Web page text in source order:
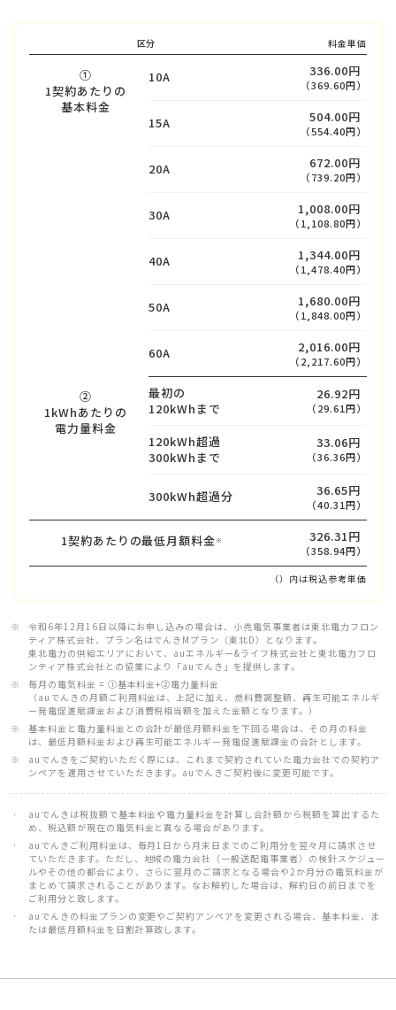
区分 料金単価
①
1契約あたりの
基本料金
10A 336.00円
（369.60円）
15A 504.00円
（554.40円）
20A 672.00円
（739.20円）
30A 1,008.00円
（1,108.80円）
40A 1,344.00円
（1,478.40円）
50A 1,680.00円
（1,848.00円）
60A 2,016.00円
（2,217.60円）
②
1kWhあたりの
電力量料金
最初の
120kWhまで
26.92円
（29.61円）
120kWh超過
300kWhまで
33.06円
（36.36円）
300kWh超過分 36.65円
（40.31円）
1契約あたりの最低月額料金※ 326.31円
（358.94円）
（）内は税込参考単価
令和6年12月16日以降にお申し込みの場合は、小売電気事業者は東北電力フロン
ティア株式会社、プラン名はでんきMプラン（東北D）となります。
東北電力の供給エリアにおいて、auエネルギー&ライフ株式会社と東北電力フロ
ンティア株式会社との協業により「auでんき」を提供します。
毎月の電気料金 = ①基本料金+②電力量料金
（auでんきの月額ご利用料金は、上記に加え、燃料費調整額、再生可能エネルギ
ー発電促進賦課金および消費税相当額を加えた金額となります。）
基本料金と電力量料金との合計が最低月額料金を下回る場合は、その月の料金
は、最低月額料金および再生可能エネルギー発電促進賦課金の合計とします。
auでんきをご契約いただく際には、これまで契約されていた電力会社での契約ア
ンペアを適用させていただきます。auでんきご契約後に変更可能です。
auでんきは税抜額で基本料金や電力量料金を計算し合計額から税額を算出するた
め、税込額が現在の電気料金と異なる場合があります。
auでんきご利用料金は、毎月1日から月末日までのご利用分を翌々月に請求させ
ていただきます。ただし、地域の電力会社（一般送配電事業者）の検針スケジュー
ルやその他の都合により、さらに翌月のご請求となる場合や2か月分の電気料金が
まとめて請求されることがあります。なお解約した場合は、解約日の前日までを
ご利用分と致します。
auでんきの料金プランの変更やご契約アンペアを変更される場合、基本料金、ま
たは最低月額料金を日割計算致します。